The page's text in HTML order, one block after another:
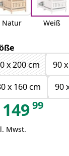
Natur Weiß
x 200 cm
90
x 160 cm
90
14999
Mwst.